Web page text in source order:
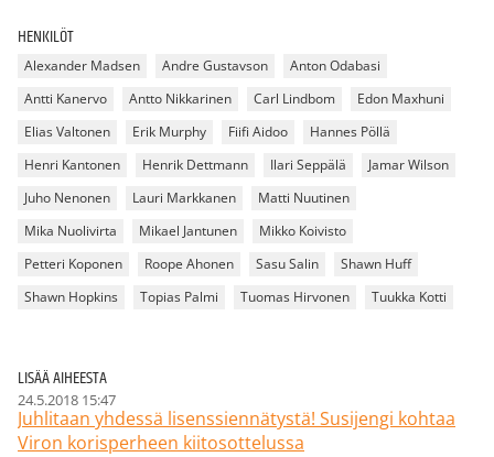
HENKILÖT
Alexander Madsen Andre Gustavson
Anton Odabasi
Antti Kanervo
Antto Nikkarinen Carl Lindbom
Edon Maxhuni
Elias Valtonen
Erik Murphy Fiifi Aidoo
Hannes Pöllä
Henri Kantonen
Henrik Dettmann Ilari Seppälä
Jamar Wilson
Juho Nenonen
Lauri Markkanen
Matti Nuutinen
Mika Nuolivirta
Mikael Jantunen
Mikko Koivisto
Petteri Koponen
Roope Ahonen Sasu Salin
Shawn Huff
Shawn Hopkins
Topias Palmi Tuomas Hirvonen Tuukka Kotti
LISÄÄ AIHEESTA
24.5.2018 15:47
Juhlitaan yhdessä lisenssiennätystä! Susijengi kohtaa
Viron korisperheen kiitosottelussa